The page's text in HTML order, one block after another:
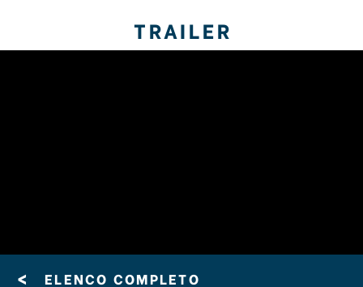
TRAILER
< ELENCO COMPLETO